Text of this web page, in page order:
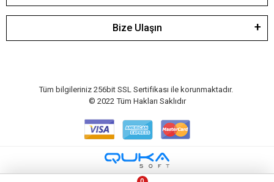
Bize Ulaşın
Tüm bilgileriniz 256bit SSL Sertifikası ile korunmaktadır.
© 2022 Tüm Hakları Saklıdır